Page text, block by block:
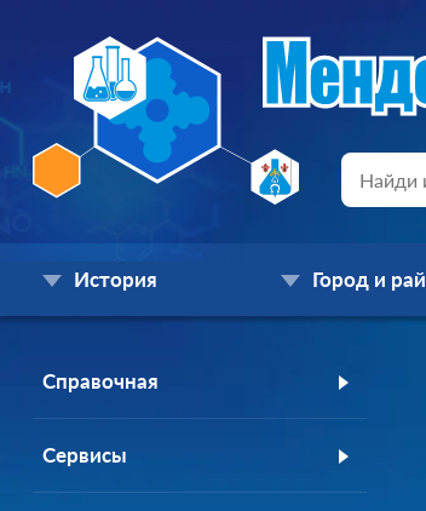
История Город и
Справочная
Сервисы